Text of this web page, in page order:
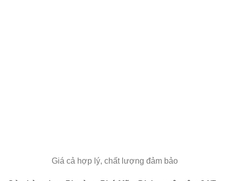
Giá cả hợp lý, chất lượng đảm bảo